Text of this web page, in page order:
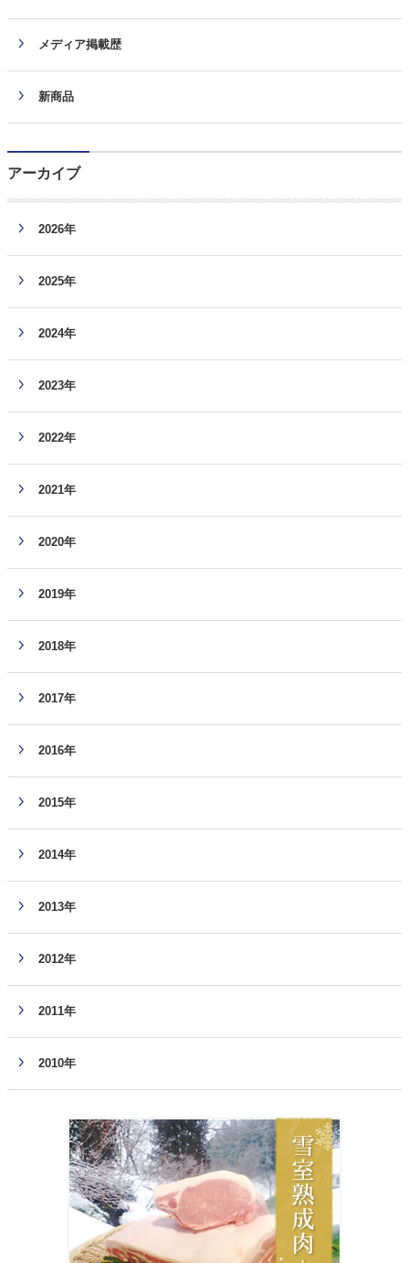
メディア掲載歴
新商品
アーカイブ
2026年
2025年
2024年
2023年
2022年
2021年
2020年
2019年
2018年
2017年
2016年
2015年
2014年
2013年
2012年
2011年
2010年